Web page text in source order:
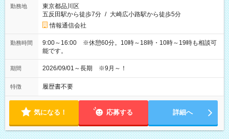
勤務地
東京都品川区
五反田駅から徒歩7分 / 大崎広小路駅から徒歩5分
情報通信会社
勤務時間
9:00～16:00 ※休憩60分。10時～18時・10時～19時も相談可
能です。
期間 2026/09/01～長期 ※9月～！
特徴 履歴書不要
気になる！ 応募する 詳細へ